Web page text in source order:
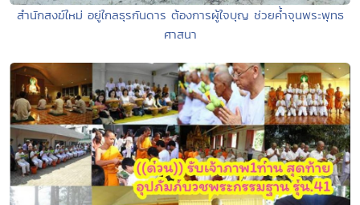
สำนักสงฆ์ใหม่ อยู่ใกลธุรกันดาร ต้องการผู้ใจบุญ ช่วยค้ำจุนพระพุทธ
ศาสนา